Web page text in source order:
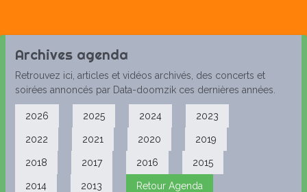
Archives agenda
Retrouvez ici, articles et vidéos archivés, des concerts et
soirées annoncés par Data-doomzik ces dernières années.
2026 2025 2024 2023
2022 2021 2020 2019
2018 2017 2016 2015
2014 2013 Retour Agenda